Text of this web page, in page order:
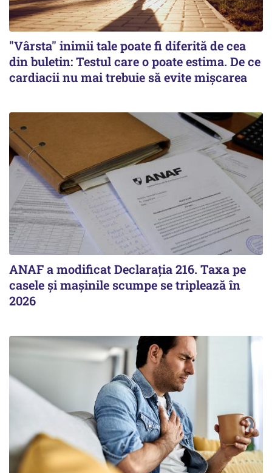
"Vârsta" inimii tale poate fi diferită de cea
din buletin: Testul care o poate estima. De ce
cardiacii nu mai trebuie să evite mișcarea
ANAF a modificat Declarația 216. Taxa pe
casele și mașinile scumpe se triplează în
2026